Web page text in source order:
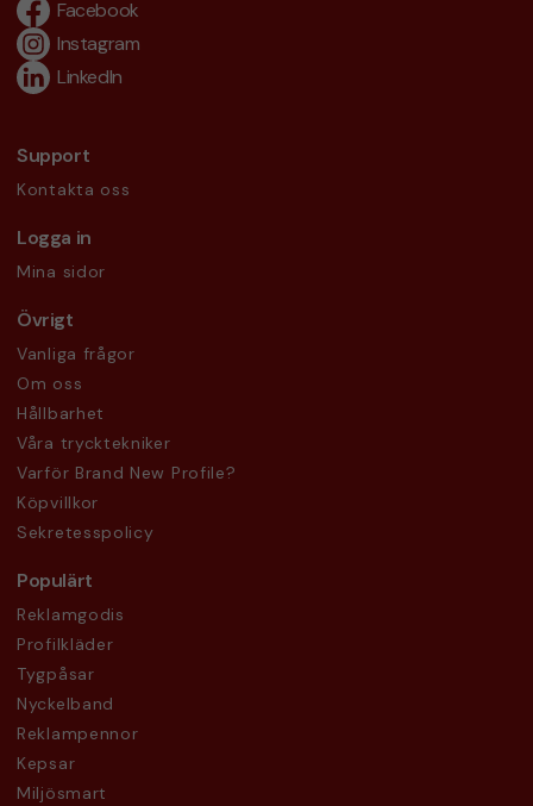
Facebook
Instagram
LinkedIn
Support
Kontakta oss
Logga in
Mina sidor
Övrigt
Vanliga frågor
Om oss
Hållbarhet
Våra trycktekniker
Varför Brand New Profile?
Köpvillkor
Sekretesspolicy
Populärt
Reklamgodis
Profilkläder
Tygpåsar
Nyckelband
Reklampennor
Kepsar
Miljösmart